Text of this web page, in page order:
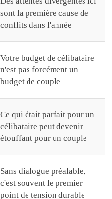
sont la première cause de
conflits dans l'année
Votre budget de célibataire
n'est pas forcément un
budget de couple
Ce qui était parfait pour un
célibataire peut devenir
étouffant pour un couple
Sans dialogue préalable,
c'est souvent le premier
point de tension durable